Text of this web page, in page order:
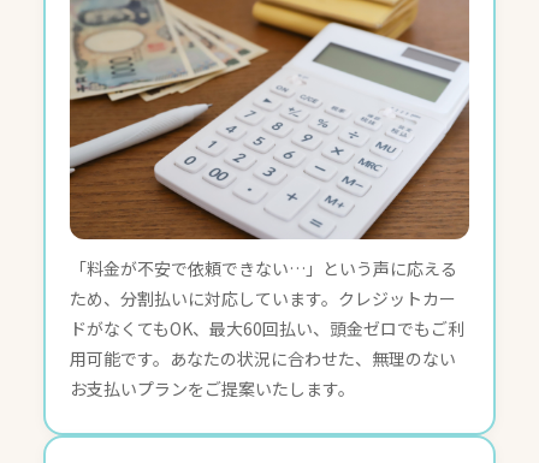
「料金が不安で依頼できない…」という声に応える
ため、分割払いに対応しています。クレジットカー
ドがなくてもOK、最大60回払い、頭金ゼロでもご利
用可能です。あなたの状況に合わせた、無理のない
お支払いプランをご提案いたします。